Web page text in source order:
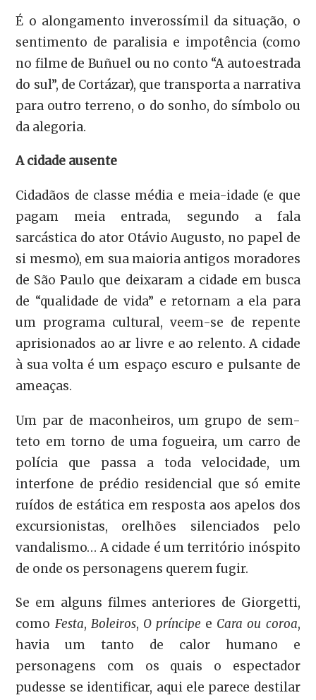
É o alongamento inverossímil da situação, o
sentimento de paralisia e impotência (como
no filme de Buñuel ou no conto “A autoestrada
do sul”, de Cortázar), que transporta a narrativa
para outro terreno, o do sonho, do símbolo ou
da alegoria.
A cidade ausente
Cidadãos de classe média e meia-idade (e que
pagam meia entrada, segundo a fala
sarcástica do ator Otávio Augusto, no papel de
si mesmo), em sua maioria antigos moradores
de São Paulo que deixaram a cidade em busca
de “qualidade de vida” e retornam a ela para
um programa cultural, veem-se de repente
aprisionados ao ar livre e ao relento. A cidade
à sua volta é um espaço escuro e pulsante de
ameaças.
Um par de maconheiros, um grupo de sem-
teto em torno de uma fogueira, um carro de
polícia que passa a toda velocidade, um
interfone de prédio residencial que só emite
ruídos de estática em resposta aos apelos dos
excursionistas, orelhões silenciados pelo
vandalismo… A cidade é um território inóspito
de onde os personagens querem fugir.
Se em alguns filmes anteriores de Giorgetti,
como Festa, Boleiros, O príncipe e Cara ou coroa,
havia um tanto de calor humano e
personagens com os quais o espectador
pudesse se identificar, aqui ele parece destilar